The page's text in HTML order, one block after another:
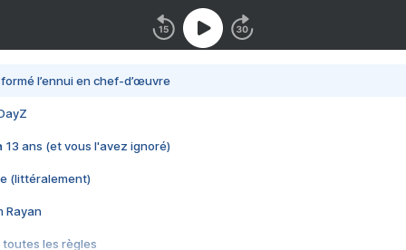
l’ennui en chef-d’œuvre
13 ans (et vous l'avez ignoré)
(littéralement)
Rayan
toutes les règles